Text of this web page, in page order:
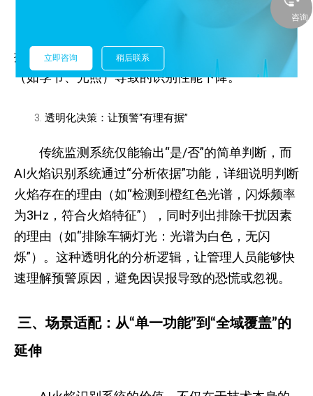
据，通过增量学习更新模型参数，避免因环境变化
（如季节、光照）导致的识别性能下降。
透明化决策：让预警“有理有据”
传统监测系统仅能输出“是/否”的简单判断，而
AI火焰识别系统通过“分析依据”功能，详细说明判断
火焰存在的理由（如“检测到橙红色光谱，闪烁频率
为3Hz，符合火焰特征”），同时列出排除干扰因素
的理由（如“排除车辆灯光：光谱为白色，无闪
烁”）。这种透明化的分析逻辑，让管理人员能够快
速理解预警原因，避免因误报导致的恐慌或忽视。
三、场景适配：从“单一功能”到“全域覆盖”的
延伸
立即咨询 稍后联系
咨询